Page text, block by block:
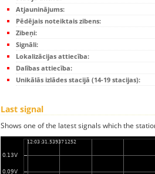
Atjauninājums:
Pēdējais noteiktais zibens:
Zibeņi:
Signāli:
Lokalizācijas attiecība:
Dalības attiecība:
Unikālās izlādes stacijā (14-19 stacijas):
Last signal
Shows one of the latest signals which the